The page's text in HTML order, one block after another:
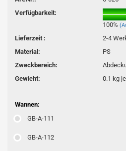
Verfügbarkeit:
100%
Lieferzeit :
2-4
Material:
PS
Zweckbereich:
Gewicht:
0.1 kg
Wannen:
GB-A-111
GB-A-112